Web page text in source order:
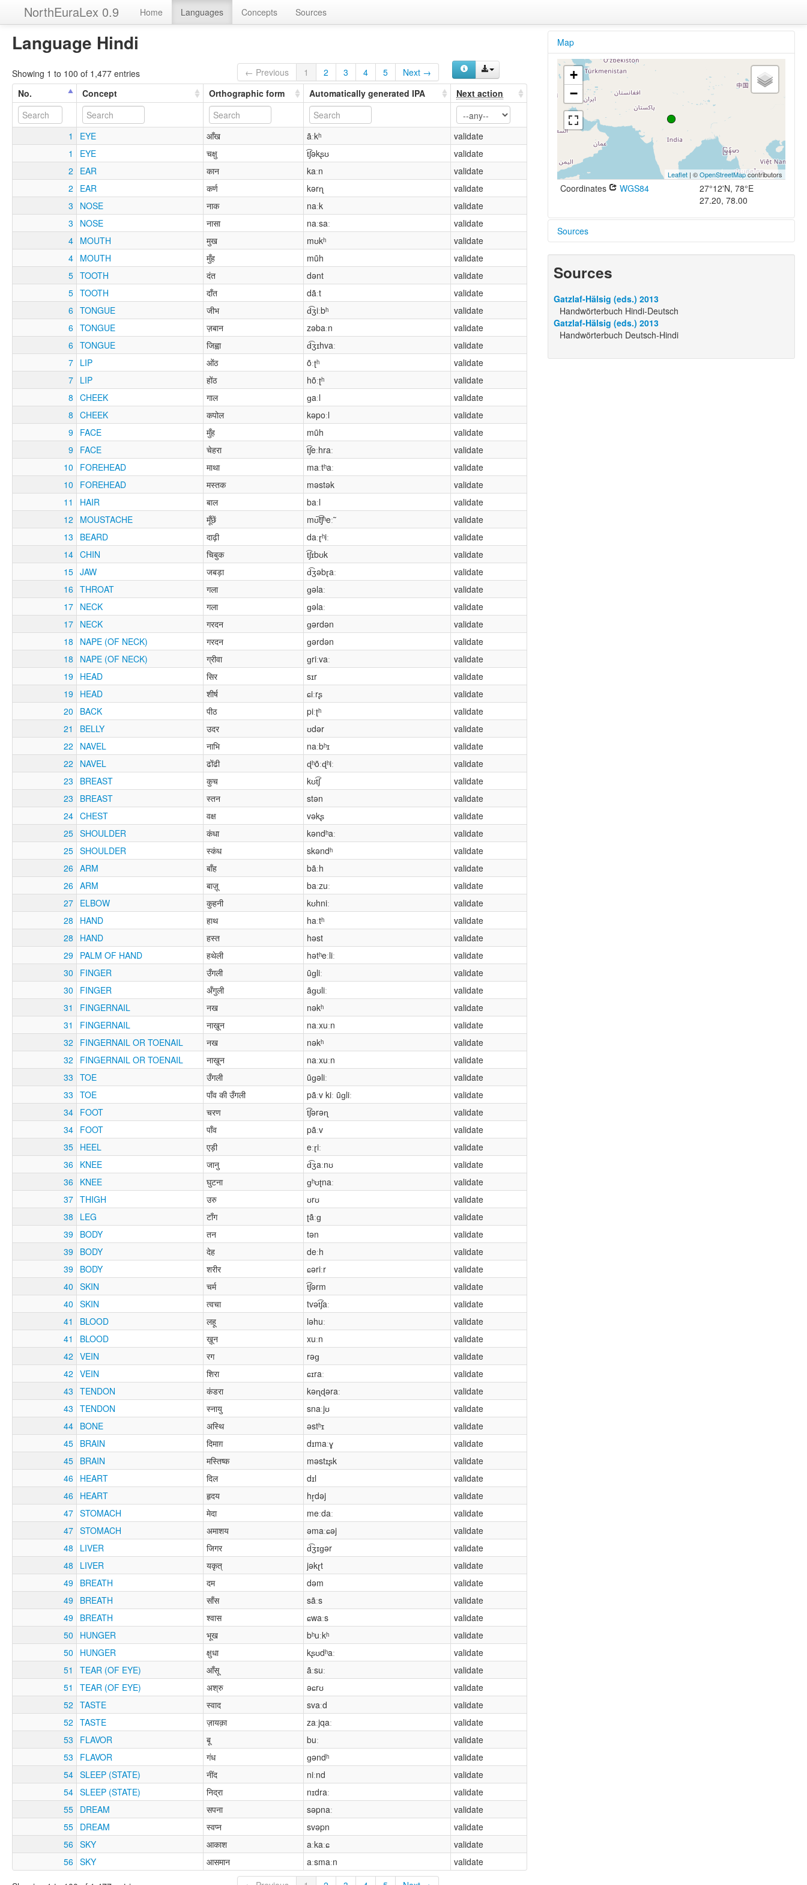
NorthEuraLex 0.9 Home Languages Concepts Sources
Language Hindi
Showing 1 to 100 of 1,477 entries ← Previous 1 2 3 4 5
Next →
No.
Concept Orthographic form Automatically generated IPA Next action
1 EYE आँख ãːkʰ
validate
1
EYE चक्षु t͡ʃəkʂʊ
validate
2
EAR कान kaːn
validate
2
EAR कर्ण kərɳ
validate
3
NOSE नाक naːk
validate
3
NOSE नासा naːsaː
validate
4 MOUTH मुख mʊkʰ
validate
4 MOUTH मुँह mũh
validate
5 TOOTH दंत dənt
validate
5 TOOTH दाँत dãːt
validate
6
TONGUE जीभ d͡ʒiːbʰ
validate
6 TONGUE ज़बान zəbaːn
validate
6
TONGUE जिह्वा d͡ʒɪhvaː
validate
7 LIP ओंठ õːʈʰ
validate
7 LIP होंठ hõːʈʰ
validate
8
CHEEK गाल ɡaːl
validate
8
CHEEK कपोल kəpoːl
validate
9 FACE मुँह mũh
validate
9
FACE चेहरा t͡ʃeːhraː
validate
10
FOREHEAD माथा maːtʰaː
validate
10
FOREHEAD मस्तक məstək
validate
11
HAIR बाल baːl
validate
12
MOUSTACHE मूँछें mʊ̄̃t͡ʃʰeː̃
validate
13
BEARD दाढ़ी daːɽʰiː
validate
14 CHIN चिबुक t͡ʃɪbʊk
validate
15 JAW जबड़ा d͡ʒəbɽaː
validate
16
THROAT गला ɡəlaː
validate
17 NECK गला ɡəlaː
validate
17 NECK गरदन ɡərdən
validate
18
NAPE (OF NECK) गरदन ɡərdən
validate
18
NAPE (OF NECK) ग्रीवा ɡriːvaː
validate
19 HEAD सिर sɪr
validate
19
HEAD शीर्ष ɕiːrʂ
validate
20
BACK पीठ piːʈʰ
validate
21
BELLY उदर ʊdər
validate
22
NAVEL नाभि naːbʰɪ
validate
22
NAVEL ढोंढी ɖʰõːɖʰiː
validate
23
BREAST कुच kʊt͡ʃ
validate
23
BREAST स्तन stən
validate
24 CHEST वक्ष vəkʂ
validate
25 SHOULDER कंधा kəndʰaː
validate
25 SHOULDER स्कंध skəndʰ
validate
26
ARM बाँह bãːh
validate
26 ARM बाज़ू baːzuː
validate
27 ELBOW कुहनी kʊhniː
validate
28
HAND हाथ haːtʰ
validate
28
HAND हस्त həst
validate
29 PALM OF HAND हथेली hətʰeːliː
validate
30
FINGER उँगली ũɡliː
validate
30
FINGER अँगुली ãɡʊliː
validate
31
FINGERNAIL नख nəkʰ
validate
31
FINGERNAIL नाख़ून naːxuːn
validate
32
FINGERNAIL OR TOENAIL नख nəkʰ
validate
32
FINGERNAIL OR TOENAIL नाख़ून naːxuːn
validate
33
TOE उँगली ũɡəliː
validate
33
TOE पाँव की उँगली pãːv kiː ũɡliː
validate
34 FOOT चरण t͡ʃərəɳ
validate
34 FOOT पाँव pãːv
validate
35 HEEL एड़ी eːɽiː
validate
36 KNEE जानु d͡ʒaːnʊ
validate
36
KNEE घुटना ɡʰʊʈnaː
validate
37 THIGH उरु ʊrʊ
validate
38
LEG टाँग ʈãːɡ
validate
39 BODY तन tən
validate
39
BODY देह deːh
validate
39 BODY शरीर ɕəriːr
validate
40
SKIN चर्म t͡ʃərm
validate
40
SKIN त्वचा tvət͡ʃaː
validate
41
BLOOD लहू ləhuː
validate
41
BLOOD ख़ून xuːn
validate
42
VEIN रग rəɡ
validate
42
VEIN शिरा ɕɪraː
validate
43
TENDON कंडरा kəɳɖəraː
validate
43
TENDON स्नायु snaːjʊ
validate
44 BONE अस्थि əstʰɪ
validate
45 BRAIN दिमाग़ dɪmaːɣ
validate
45 BRAIN मस्तिष्क məstɪʂk
validate
46 HEART दिल dɪl
validate
46
HEART हृदय hr̥dəj
validate
47 STOMACH मेदा meːdaː
validate
47 STOMACH अमाशय əmaːɕəj
validate
48
LIVER जिगर d͡ʒɪɡər
validate
48
LIVER यकृत् jəkɽt
validate
49 BREATH दम dəm
validate
49
BREATH साँस sãːs
validate
49 BREATH श्वास ɕwaːs
validate
50
HUNGER भूख bʰuːkʰ
validate
50
HUNGER क्षुधा kʂʊdʰaː
validate
51
TEAR (OF EYE) आँसू ãːsuː
validate
51
TEAR (OF EYE) अश्रु əɕrʊ
validate
52
TASTE स्वाद svaːd
validate
52
TASTE ज़ायक़ा zaːjqaː
validate
53
FLAVOR बू buː
validate
53
FLAVOR गंध ɡəndʰ
validate
54 SLEEP (STATE) नींद niːnd
validate
54 SLEEP (STATE) निद्रा nɪdraː
validate
55 DREAM सपना səpnaː
validate
55 DREAM स्वप्न svəpn
validate
56
SKY आकाश aːkaːɕ
validate
56 SKY आसमान aːsmaːn validate
Map
+
−
Leaflet| ©OpenStreetMapcontributors
Coordinates WGS84
27°12'N, 78°E
27.20, 78.00
Sources
Handwörterbuch Hindi-Deutsch
Handwörterbuch Deutsch-Hindi
Sources
Gatzlaf-Hälsig (eds.) 2013
Handwörterbuch Hindi-Deutsch
Gatzlaf-Hälsig (eds.) 2013
Handwörterbuch Deutsch-Hindi